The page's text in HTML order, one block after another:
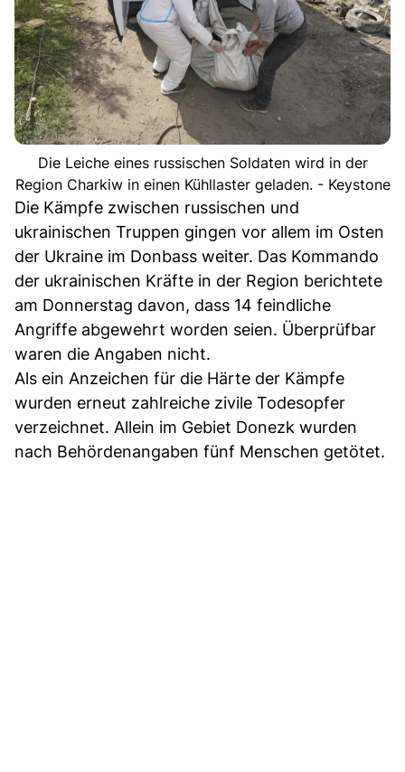
Die Leiche eines russischen Soldaten wird in der
Region Charkiw in einen Kühllaster geladen. - Keystone
Die Kämpfe zwischen russischen und
ukrainischen Truppen gingen vor allem im Osten
der Ukraine im Donbass weiter. Das Kommando
der ukrainischen Kräfte in der Region berichtete
am Donnerstag davon, dass 14 feindliche
Angriffe abgewehrt worden seien. Überprüfbar
waren die Angaben nicht.
Als ein Anzeichen für die Härte der Kämpfe
wurden erneut zahlreiche zivile Todesopfer
verzeichnet. Allein im Gebiet Donezk wurden
nach Behördenangaben fünf Menschen getötet.